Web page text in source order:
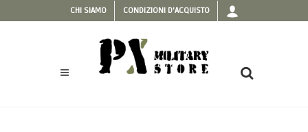
CHI SIAMO CONDIZIONI D'ACQUISTO